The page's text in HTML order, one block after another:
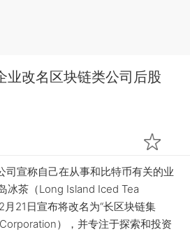
业改名区块链类公司后股
司宣称自己在从事和比特币有关的业
冰茶（Long Island Iced Tea
21日宣布将改名为“长区块链集
），并专注于探索和投资